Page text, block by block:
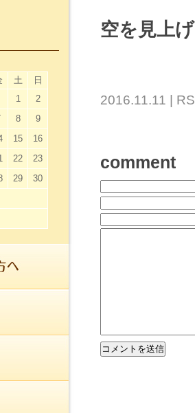
土 日
1
2
8
9
15
16
22
23
29
30
空を見上
2016.11.11 |
comment